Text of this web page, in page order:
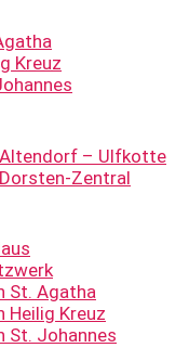
Kreuz
– Ulfkotte
Zentral
St. Agatha
Heilig Kreuz
St. Johannes